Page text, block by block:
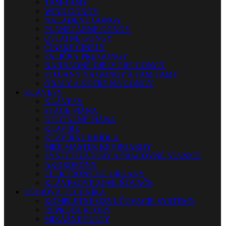
TAM-TAMY
WIND GONGY
NALADENÉ GONGY
PLANETÁRNE GONGY
OSTATNÉ GONGY
ČÍNSKE ČINELY
PALIČKY PRE GONGY
NÁHRADNÉ DIELY PRE GONGY
STOJANY NA GONGY A TAM-TAMY
OBALY A KUFRE NA GONGY
KLÁVESY
KLÁVESY
STAGE PIÁNA
DIGITÁLNE PIÁNA
KLAVÍRE
KLAVÍRNE KRÍDLA
MIDI MASTER KEYBOARDY
SYNTETIZÁTORY A PRACOVNÉ STANICE
AKORDEÓNY
ELEKTRONICKÉ ORGANY
KLÁVESOVÉ ZOSILŇOVAČE
PÓDIOVÁ TECHNIKA
KOMPLETNÉ OZVUČOVACIE SYSTÉMY
REPRODUKTORY
MIXÁŽNE PULTY